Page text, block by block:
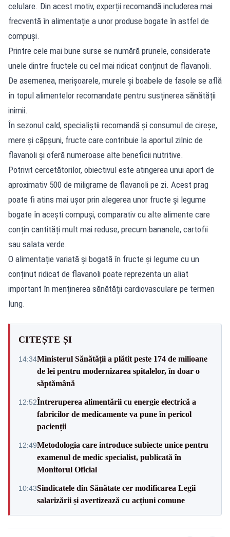
celulare. Din acest motiv, experții recomandă includerea mai
frecventă în alimentație a unor produse bogate în astfel de
compuși.
Printre cele mai bune surse se numără prunele, considerate
unele dintre fructele cu cel mai ridicat conținut de flavanoli.
De asemenea, merișoarele, murele și boabele de fasole se află
în topul alimentelor recomandate pentru susținerea sănătății
inimii.
În sezonul cald, specialiștii recomandă și consumul de cireșe,
mere și căpșuni, fructe care contribuie la aportul zilnic de
flavanoli și oferă numeroase alte beneficii nutritive.
Potrivit cercetătorilor, obiectivul este atingerea unui aport de
aproximativ 500 de miligrame de flavanoli pe zi. Acest prag
poate fi atins mai ușor prin alegerea unor fructe și legume
bogate în acești compuși, comparativ cu alte alimente care
conțin cantități mult mai reduse, precum bananele, cartofii
sau salata verde.
O alimentație variată și bogată în fructe și legume cu un
conținut ridicat de flavanoli poate reprezenta un aliat
important în menținerea sănătății cardiovasculare pe termen
lung.
CITEȘTE ȘI
14:34Ministerul Sănătății a plătit peste 174 de milioane
de lei pentru modernizarea spitalelor, în doar o
săptămână
12:52Întreruperea alimentării cu energie electrică a
fabricilor de medicamente va pune în pericol
pacienții
12:49Metodologia care introduce subiecte unice pentru
examenul de medic specialist, publicată în
Monitorul Oficial
10:43Sindicatele din Sănătate cer modificarea Legii
salarizării și avertizează cu acțiuni comune